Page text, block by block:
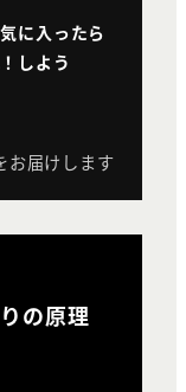
に入ったら
しよう
お届けします
の原理